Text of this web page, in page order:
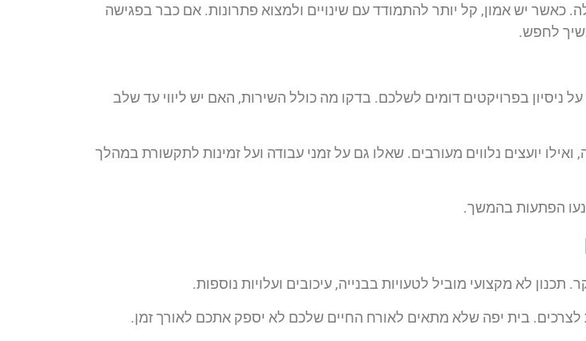
יש אמון, קל יותר להתמודד עם שינויים ולמצוא פתרונות. אם כבר בפגישה
לחפש.
בפרויקטים דומים לשלכם. בדקו מה כולל השירות, האם יש ליווי עד שלב
יועצים נלווים מעורבים. שאלו גם על זמני עבודה ועל זמינות לתקשורת במהלך
הפתעות בהמשך.
לא מקצועי מוביל לטעויות בבנייה, עיכובים ועלויות נוספות.
בית יפה שלא מתאים לאורח החיים שלכם לא יספק אתכם לאורך זמן.